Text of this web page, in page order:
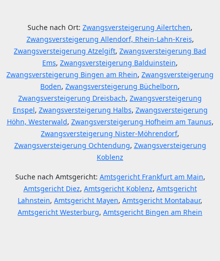
Suche nach Ort: Zwangsversteigerung Ailertchen,
Zwangsversteigerung Allendorf, Rhein-Lahn-Kreis,
Zwangsversteigerung Atzelgift, Zwangsversteigerung Bad
Ems, Zwangsversteigerung Balduinstein,
Zwangsversteigerung Bingen am Rhein, Zwangsversteigerung
Boden, Zwangsversteigerung Büchelborn,
Zwangsversteigerung Dreisbach, Zwangsversteigerung
Enspel, Zwangsversteigerung Halbs, Zwangsversteigerung
Höhn, Westerwald, Zwangsversteigerung Hofheim am Taunus,
Zwangsversteigerung Nister-Möhrendorf,
Zwangsversteigerung Ochtendung, Zwangsversteigerung
Koblenz
Suche nach Amtsgericht: Amtsgericht Frankfurt am Main,
Amtsgericht Diez, Amtsgericht Koblenz, Amtsgericht
Lahnstein, Amtsgericht Mayen, Amtsgericht Montabaur,
Amtsgericht Westerburg, Amtsgericht Bingen am Rhein